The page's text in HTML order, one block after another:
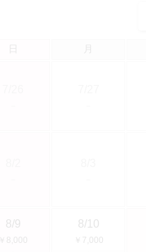
8/9
￥8,000
8/10
￥7,000